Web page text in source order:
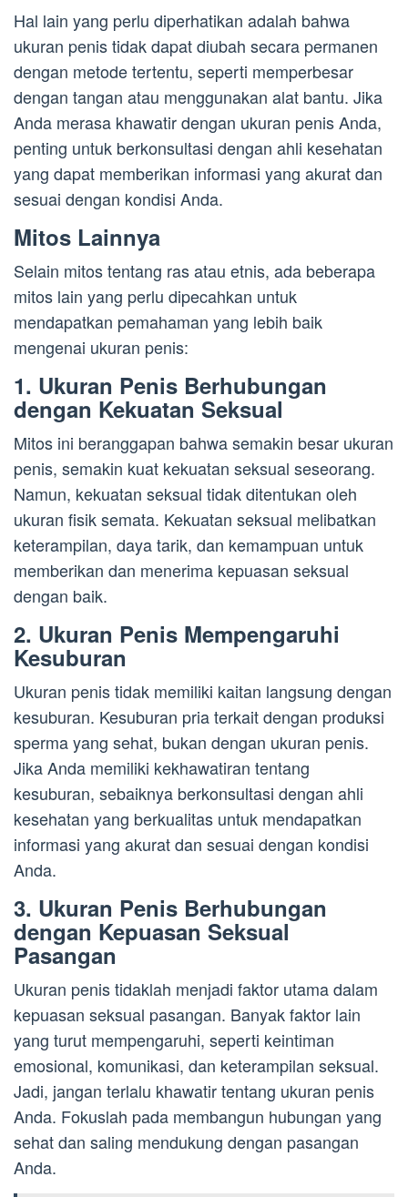
Hal lain yang perlu diperhatikan adalah bahwa
ukuran penis tidak dapat diubah secara permanen
dengan metode tertentu, seperti memperbesar
dengan tangan atau menggunakan alat bantu. Jika
Anda merasa khawatir dengan ukuran penis Anda,
penting untuk berkonsultasi dengan ahli kesehatan
yang dapat memberikan informasi yang akurat dan
sesuai dengan kondisi Anda.
Mitos Lainnya
Selain mitos tentang ras atau etnis, ada beberapa
mitos lain yang perlu dipecahkan untuk
mendapatkan pemahaman yang lebih baik
mengenai ukuran penis:
1. Ukuran Penis Berhubungan
dengan Kekuatan Seksual
Mitos ini beranggapan bahwa semakin besar ukuran
penis, semakin kuat kekuatan seksual seseorang.
Namun, kekuatan seksual tidak ditentukan oleh
ukuran fisik semata. Kekuatan seksual melibatkan
keterampilan, daya tarik, dan kemampuan untuk
memberikan dan menerima kepuasan seksual
dengan baik.
2. Ukuran Penis Mempengaruhi
Kesuburan
Ukuran penis tidak memiliki kaitan langsung dengan
kesuburan. Kesuburan pria terkait dengan produksi
sperma yang sehat, bukan dengan ukuran penis.
Jika Anda memiliki kekhawatiran tentang
kesuburan, sebaiknya berkonsultasi dengan ahli
kesehatan yang berkualitas untuk mendapatkan
informasi yang akurat dan sesuai dengan kondisi
Anda.
3. Ukuran Penis Berhubungan
dengan Kepuasan Seksual
Pasangan
Ukuran penis tidaklah menjadi faktor utama dalam
kepuasan seksual pasangan. Banyak faktor lain
yang turut mempengaruhi, seperti keintiman
emosional, komunikasi, dan keterampilan seksual.
Jadi, jangan terlalu khawatir tentang ukuran penis
Anda. Fokuslah pada membangun hubungan yang
sehat dan saling mendukung dengan pasangan
Anda.